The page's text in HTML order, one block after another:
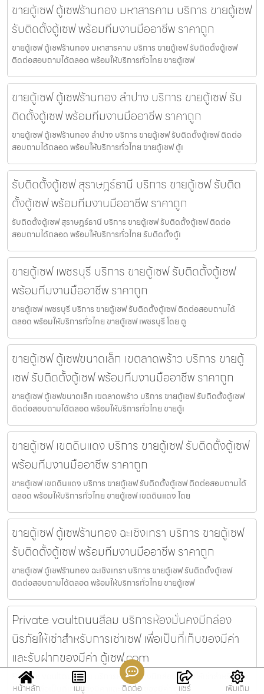
ขายตู้เซฟ ตู้เซฟร้านทอง มหาสารคาม บริการ ขายตู้เซฟ
รับติดตั้งตู้เซฟ พร้อมทีมงานมืออาชีพ ราคาถูก
ขายตู้เซฟ ตู้เซฟร้านทอง มหาสารคาม บริการ ขายตู้เซฟ รับติดตั้งตู้เซฟ
ติดต่อสอบถามได้ตลอด พร้อมให้บริการทั่วไทย ขายตู้เซฟ
ขายตู้เซฟ ตู้เซฟร้านทอง ลำปาง บริการ ขายตู้เซฟ รับ
ติดตั้งตู้เซฟ พร้อมทีมงานมืออาชีพ ราคาถูก
ขายตู้เซฟ ตู้เซฟร้านทอง ลำปาง บริการ ขายตู้เซฟ รับติดตั้งตู้เซฟ ติดต่อ
สอบถามได้ตลอด พร้อมให้บริการทั่วไทย ขายตู้เซฟ ตู้เ
รับติดตั้งตู้เซฟ สุราษฎร์ธานี บริการ ขายตู้เซฟ รับติด
ตั้งตู้เซฟ พร้อมทีมงานมืออาชีพ ราคาถูก
รับติดตั้งตู้เซฟ สุราษฎร์ธานี บริการ ขายตู้เซฟ รับติดตั้งตู้เซฟ ติดต่อ
สอบถามได้ตลอด พร้อมให้บริการทั่วไทย รับติดตั้งตู้เ
ขายตู้เซฟ เพชรบุรี บริการ ขายตู้เซฟ รับติดตั้งตู้เซฟ
พร้อมทีมงานมืออาชีพ ราคาถูก
ขายตู้เซฟ เพชรบุรี บริการ ขายตู้เซฟ รับติดตั้งตู้เซฟ ติดต่อสอบถามได้
ตลอด พร้อมให้บริการทั่วไทย ขายตู้เซฟ เพชรบุรี โดย ตู
ขายตู้เซฟ ตู้เซฟขนาดเล็ก เขตลาดพร้าว บริการ ขายตู้
เซฟ รับติดตั้งตู้เซฟ พร้อมทีมงานมืออาชีพ ราคาถูก
ขายตู้เซฟ ตู้เซฟขนาดเล็ก เขตลาดพร้าว บริการ ขายตู้เซฟ รับติดตั้งตู้เซฟ
ติดต่อสอบถามได้ตลอด พร้อมให้บริการทั่วไทย ขายตู้เ
ขายตู้เซฟ เขตดินแดง บริการ ขายตู้เซฟ รับติดตั้งตู้เซฟ
พร้อมทีมงานมืออาชีพ ราคาถูก
ขายตู้เซฟ เขตดินแดง บริการ ขายตู้เซฟ รับติดตั้งตู้เซฟ ติดต่อสอบถามได้
ตลอด พร้อมให้บริการทั่วไทย ขายตู้เซฟ เขตดินแดง โดย
ขายตู้เซฟ ตู้เซฟร้านทอง ฉะเชิงเทรา บริการ ขายตู้เซฟ
รับติดตั้งตู้เซฟ พร้อมทีมงานมืออาชีพ ราคาถูก
ขายตู้เซฟ ตู้เซฟร้านทอง ฉะเชิงเทรา บริการ ขายตู้เซฟ รับติดตั้งตู้เซฟ
ติดต่อสอบถามได้ตลอด พร้อมให้บริการทั่วไทย ขายตู้เซฟ
Private vaultถนนสีลม บริการห้องมั่นคงมีกล่อง
นิรภัยให้เช่าสำหรับการเช่าเซฟ เพื่อเป็นที่เก็บของมีค่า
และรับฝากของมีค่า ตู้เซฟ.com
Private vaultถนนสีลม บริการห้องมั่นคงมีกล่องนิรภัยให้เช่าสำหรับการ
เช่าเซฟ เพื่อเป็นที่เก็บของมีค่าและรับฝากของมีค่า ตู้เ
หน้าหลัก เมนู ติดต่อ แชร์ เพิ่มเติม